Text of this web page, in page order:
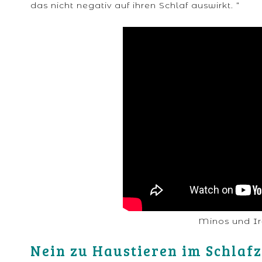
das nicht negativ auf ihren Schlaf auswirkt. “
Minos und
Nein zu Haustieren im